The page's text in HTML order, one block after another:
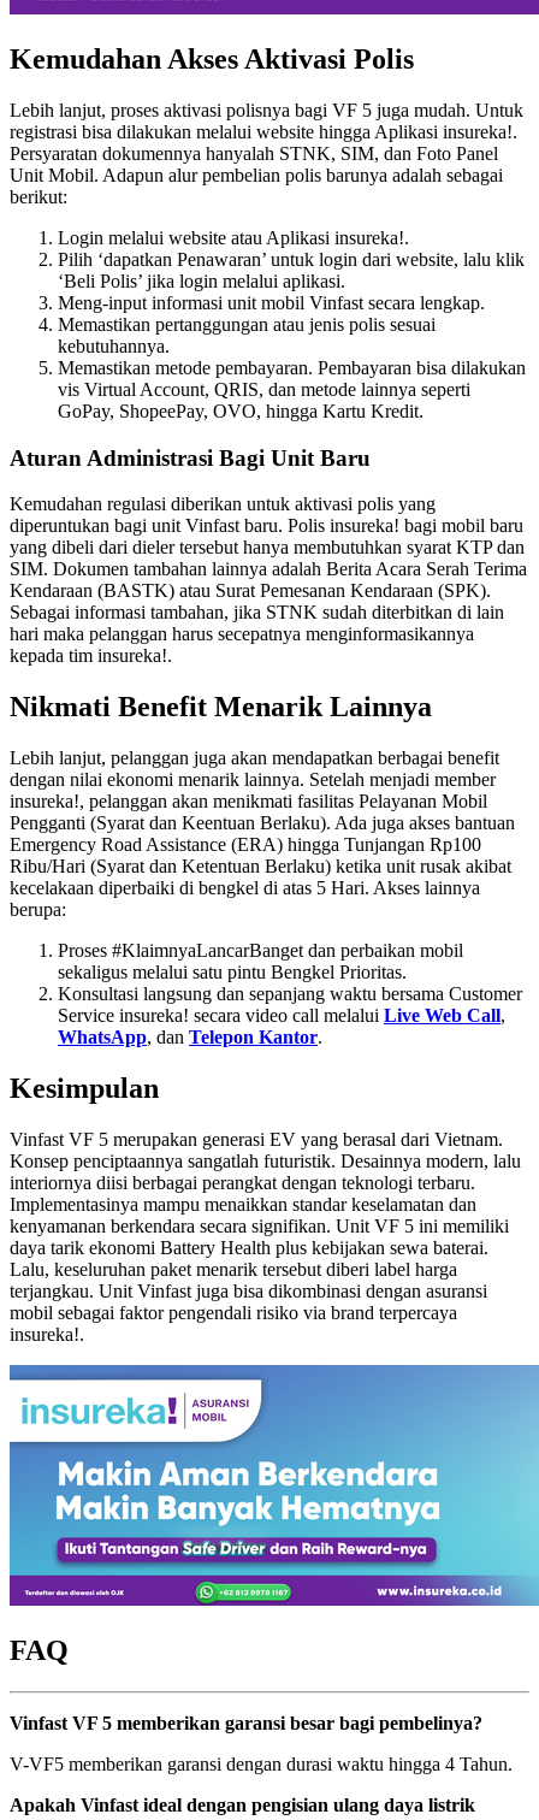
Kemudahan Akses Aktivasi Polis
Lebih lanjut, proses aktivasi polisnya bagi VF 5 juga mudah. Untuk
registrasi bisa dilakukan melalui website hingga Aplikasi insureka!.
Persyaratan dokumennya hanyalah STNK, SIM, dan Foto Panel
Unit Mobil. Adapun alur pembelian polis barunya adalah sebagai
berikut:
Login melalui website atau Aplikasi insureka!.
Pilih ‘dapatkan Penawaran’ untuk login dari website, lalu klik
‘Beli Polis’ jika login melalui aplikasi.
Meng-input informasi unit mobil Vinfast secara lengkap.
Memastikan pertanggungan atau jenis polis sesuai
kebutuhannya.
Memastikan metode pembayaran. Pembayaran bisa dilakukan
vis Virtual Account, QRIS, dan metode lainnya seperti
GoPay, ShopeePay, OVO, hingga Kartu Kredit.
Aturan Administrasi Bagi Unit Baru
Kemudahan regulasi diberikan untuk aktivasi polis yang
diperuntukan bagi unit Vinfast baru. Polis insureka! bagi mobil baru
yang dibeli dari dieler tersebut hanya membutuhkan syarat KTP dan
SIM. Dokumen tambahan lainnya adalah Berita Acara Serah Terima
Kendaraan (BASTK) atau Surat Pemesanan Kendaraan (SPK).
Sebagai informasi tambahan, jika STNK sudah diterbitkan di lain
hari maka pelanggan harus secepatnya menginformasikannya
kepada tim insureka!.
Nikmati Benefit Menarik Lainnya
Lebih lanjut, pelanggan juga akan mendapatkan berbagai benefit
dengan nilai ekonomi menarik lainnya. Setelah menjadi member
insureka!, pelanggan akan menikmati fasilitas Pelayanan Mobil
Pengganti (Syarat dan Keentuan Berlaku). Ada juga akses bantuan
Emergency Road Assistance (ERA) hingga Tunjangan Rp100
Ribu/Hari (Syarat dan Ketentuan Berlaku) ketika unit rusak akibat
kecelakaan diperbaiki di bengkel di atas 5 Hari. Akses lainnya
berupa:
Proses #KlaimnyaLancarBanget dan perbaikan mobil
sekaligus melalui satu pintu Bengkel Prioritas.
Konsultasi langsung dan sepanjang waktu bersama Customer
Service insureka! secara video call melalui Live Web Call,
WhatsApp, dan Telepon Kantor.
Kesimpulan
Vinfast VF 5 merupakan generasi EV yang berasal dari Vietnam.
Konsep penciptaannya sangatlah futuristik. Desainnya modern, lalu
interiornya diisi berbagai perangkat dengan teknologi terbaru.
Implementasinya mampu menaikkan standar keselamatan dan
kenyamanan berkendara secara signifikan. Unit VF 5 ini memiliki
daya tarik ekonomi Battery Health plus kebijakan sewa baterai.
Lalu, keseluruhan paket menarik tersebut diberi label harga
terjangkau. Unit Vinfast juga bisa dikombinasi dengan asuransi
mobil sebagai faktor pengendali risiko via brand terpercaya
insureka!.
FAQ
Vinfast VF 5 memberikan garansi besar bagi pembelinya?
V-VF5 memberikan garansi dengan durasi waktu hingga 4 Tahun.
Apakah Vinfast ideal dengan pengisian ulang daya listrik